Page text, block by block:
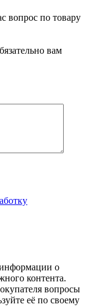
вопрос по товару
вам
о
контента.
вопросы
её по своему